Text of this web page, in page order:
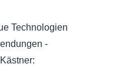
Technologien
-